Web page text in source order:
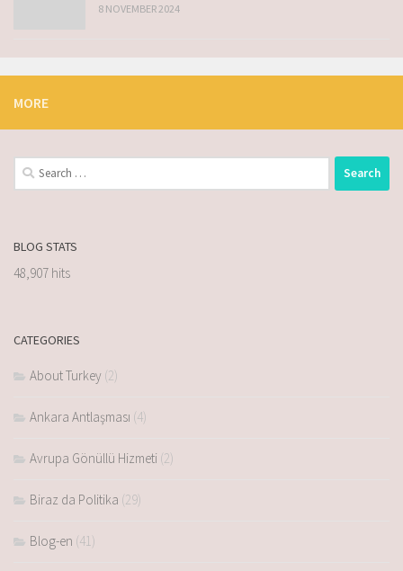
8 NOVEMBER 2024
MORE
BLOG STATS
48,907 hits
CATEGORIES
About Turkey (2)
Ankara Antlaşması (4)
Avrupa Gönüllü Hizmeti (2)
Biraz da Politika (29)
Blog-en (41)